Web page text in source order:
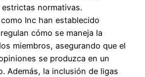
normativas.
Inc han establecido
cómo se maneja la
miembros, asegurando que el
se produzca en un
Además, la inclusión de ligas